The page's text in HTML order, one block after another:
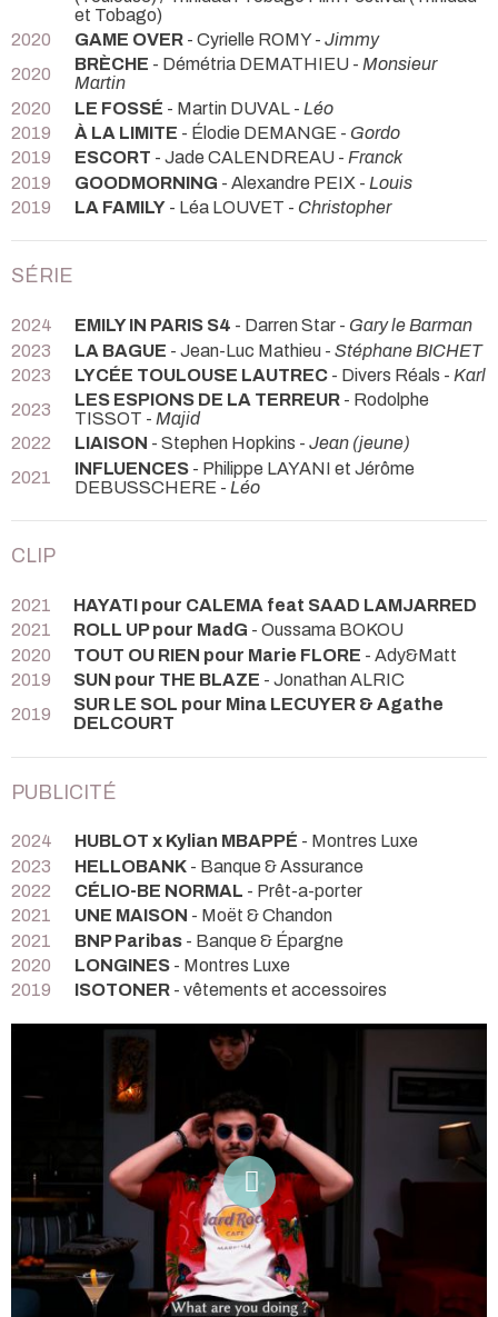
et Tobago)
2020
GAME OVER - Cyrielle ROMY - Jimmy
2020
BRÈCHE - Démétria DEMATHIEU - Monsieur
Martin
2020
LE FOSSÉ - Martin DUVAL - Léo
2019
À LA LIMITE - Élodie DEMANGE - Gordo
2019
ESCORT - Jade CALENDREAU - Franck
2019
GOODMORNING - Alexandre PEIX - Louis
2019
LA FAMILY - Léa LOUVET - Christopher
SÉRIE
2024 EMILY IN PARIS S4 - Darren Star - Gary le Barman
2023
LA BAGUE - Jean-Luc Mathieu - Stéphane BICHET
2023
LYCÉE TOULOUSE LAUTREC - Divers Réals - Karl
2023
LES ESPIONS DE LA TERREUR - Rodolphe
TISSOT - Majid
2022
LIAISON - Stephen Hopkins - Jean (jeune)
2021
INFLUENCES - Philippe LAYANI et Jérôme
DEBUSSCHERE - Léo
CLIP
2021
HAYATI pour CALEMA feat SAAD LAMJARRED
2021
ROLL UP pour MadG - Oussama BOKOU
2020
TOUT OU RIEN pour Marie FLORE - Ady&Matt
2019
SUN pour THE BLAZE - Jonathan ALRIC
2019
SUR LE SOL pour Mina LECUYER & Agathe
DELCOURT
PUBLICITÉ
2024 HUBLOT x Kylian MBAPPÉ - Montres Luxe
2023
HELLOBANK - Banque & Assurance
2022
CÉLIO-BE NORMAL - Prêt-a-porter
2021
UNE MAISON - Moët & Chandon
2021
BNP Paribas - Banque & Épargne
2020
LONGINES - Montres Luxe
2019
ISOTONER - vêtements et accessoires